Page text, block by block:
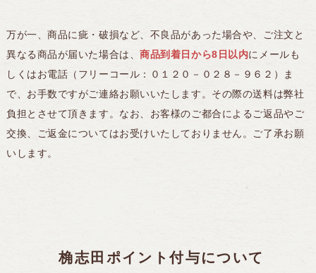
万が一、商品に疵・破損など、不良品があった場合や、ご注文と
異なる商品が届いた場合は、商品到着日から8日以内にメールも
しくはお電話（フリーコール：０１２０－０２８－９６２）ま
で、お手数ですがご連絡お願いいたします。その際の送料は弊社
負担とさせて頂きます。なお、お客様のご都合によるご返品やご
交換、ご返金についてはお受けいたしておりません。ご了承お願
いします。
桷志田ポイント付与について